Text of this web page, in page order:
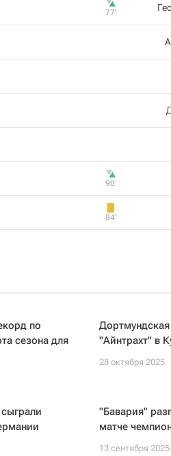
77‎’‎
90‎’‎
84‎’‎
по
сезона для
"Айнтрахт" в
28 октября 2025
"Бавария"
матче
13 сентября 2025